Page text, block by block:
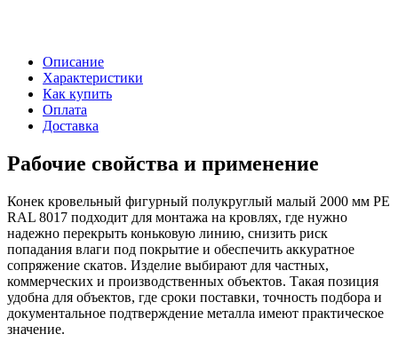
Описание
Характеристики
Как купить
Оплата
Доставка
Рабочие свойства и применение
Конек кровельный фигурный полукруглый малый 2000 мм PE
RAL 8017 подходит для монтажа на кровлях, где нужно
надежно перекрыть коньковую линию, снизить риск
попадания влаги под покрытие и обеспечить аккуратное
сопряжение скатов. Изделие выбирают для частных,
коммерческих и производственных объектов. Такая позиция
удобна для объектов, где сроки поставки, точность подбора и
документальное подтверждение металла имеют практическое
значение.